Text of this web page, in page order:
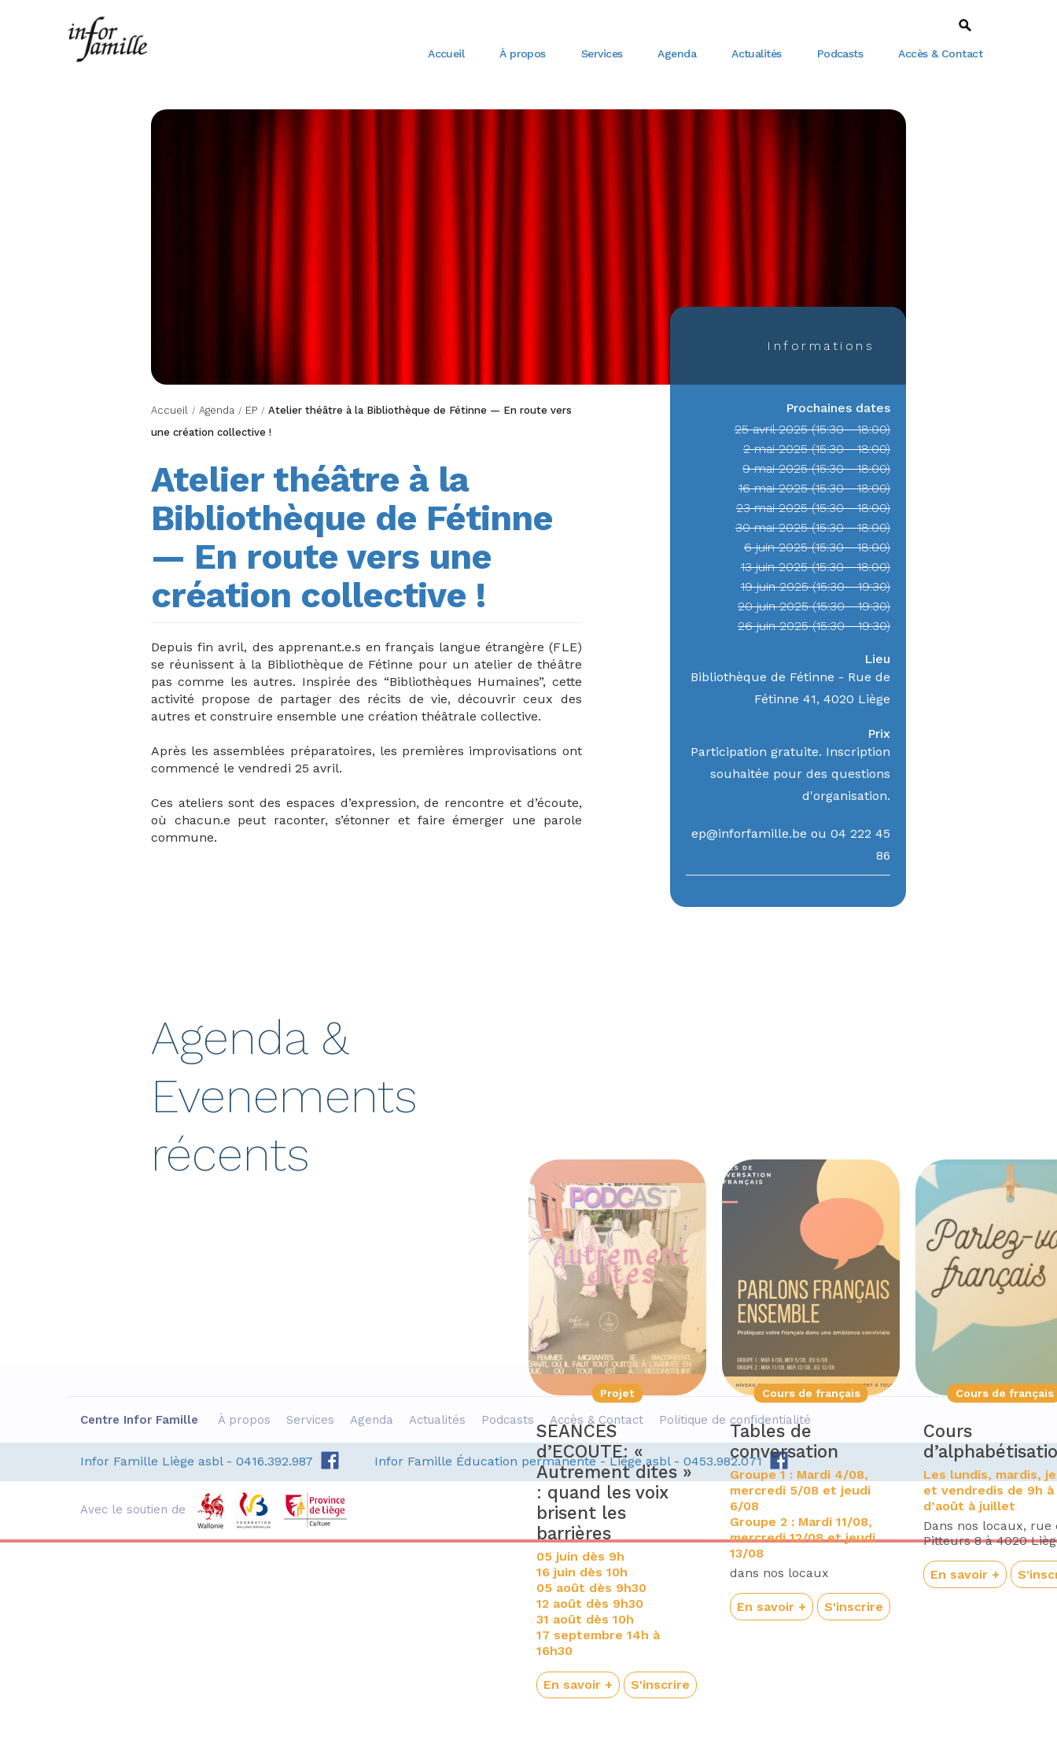
Accueil À propos Services Agenda Actualités Podcasts Accès & Contact
Accueil / Agenda / EP / Atelier théâtre à la Bibliothèque de Fétinne — En route vers
une création collective !
Atelier théâtre à la
Bibliothèque de Fétinne
— En route vers une
création collective !
Depuis fin avril, des apprenant.e.s en français langue étrangère (FLE)
se réunissent à la Bibliothèque de Fétinne pour un atelier de théâtre
pas comme les autres. Inspirée des “Bibliothèques Humaines”, cette
activité propose de partager des récits de vie, découvrir ceux des
autres et construire ensemble une création théâtrale collective.
Après les assemblées préparatoires, les premières improvisations ont
commencé le vendredi 25 avril.
Ces ateliers sont des espaces d’expression, de rencontre et d’écoute,
où chacun.e peut raconter, s’étonner et faire émerger une parole
commune.
Informations
Prochaines dates
25 avril 2025 (15:30 - 18:00)
2 mai 2025 (15:30 - 18:00)
9 mai 2025 (15:30 - 18:00)
16 mai 2025 (15:30 - 18:00)
23 mai 2025 (15:30 - 18:00)
30 mai 2025 (15:30 - 18:00)
6 juin 2025 (15:30 - 18:00)
13 juin 2025 (15:30 - 18:00)
19 juin 2025 (15:30 - 19:30)
20 juin 2025 (15:30 - 19:30)
26 juin 2025 (15:30 - 19:30)
Lieu
Bibliothèque de Fétinne - Rue de
Fétinne 41, 4020 Liège
Prix
Participation gratuite. Inscription
souhaitée pour des questions
d'organisation.
ep@inforfamille.be ou 04 222 45
86
Agenda &
Evenements
récents
Ateliers Théâtre-
Alpha
décembre, les mercredis
matin de 9h à 12h30
L'An Vert : Rue Mathieu
Polain 4 - 4020 Liège
Ecoute collective
Créations croisées
vécues, solidarités
Projet
SEANCES
d’ECOUTE: «
Autrement dites »
: quand les voix
brisent les
barrières
05 juin dès 9h
16 juin dès 10h
05 août dès 9h30
12 août dès 9h30
31 août dès 10h
17 septembre 14h à
16h30
En savoir + S'inscrire
Cours de français
Tables de
conversation
Groupe 1 : Mardi 4/08,
mercredi 5/08 et jeudi
6/08
Groupe 2 : Mardi 11/08,
mercredi 12/08 et jeudi
13/08
dans nos locaux
En savoir + S'inscrire
Cours de français
Cours
Les lundis, mardis,
et vendredis de 9h à
d’août à juillet
Dans nos locaux, rue
Pitteurs 8 à 4020
En savoir +
Centre Infor Famille À propos Services Agenda Actualités Podcasts Accès & Contact Politique de confidentialité
Infor Famille Liège asbl - 0416.392.987 Infor Famille Éducation permanente - Liège asbl - 0453.982.071
Avec le soutien de